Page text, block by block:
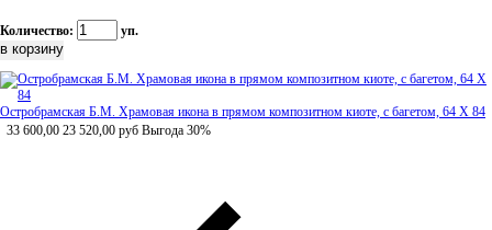
Количество: уп.
Остробрамская Б.М. Храмовая икона в прямом композитном киоте, с багетом, 64 Х 84
33 600,00 23 520,00 руб Выгода 30%